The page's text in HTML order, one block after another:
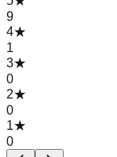
9
4★
1
3★
0
2★
0
1★
0